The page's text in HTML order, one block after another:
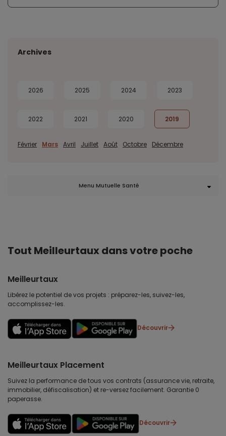
Archives
2026 2025 2024 2023
2022 2021 2020 2019
Février Mars Avril Juillet Août Octobre Décembre
Menu Mutuelle Santé
Tout Meilleurtaux dans votre poche
Meilleurtaux
Libérez le potentiel de vos projets : préparez-les, suivez-les,
accomplissez-les.
Découvrir
Meilleurtaux Placement
Suivez la performance de tous vos contrats (assurance vie, retraite,
immobilier, défiscalisation) et re-versez facilement. Garantie 0
paperasse.
Découvrir